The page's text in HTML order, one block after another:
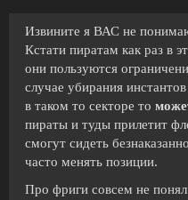
Извините я ВАС не
Кстати пиратам как раз в
они пользуются
случае убирания
в таком то секторе то
пираты и туды прилетит
смогут сидеть
часто менять позиции.
Про фриги совсем не